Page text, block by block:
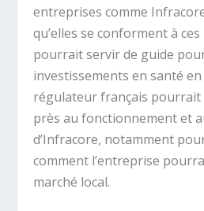
entreprises comme
qu’elles se conforment à
pourrait servir de guide
investissements en santé en
régulateur français pourrait
près au fonctionnement et
d’Infracore, notamment
comment l’entreprise
marché local.